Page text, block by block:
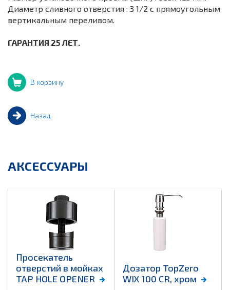
Диаметр сливного отверстия : 3 1/2 с прямоугольным
вертикальным переливом.
ГАРАНТИЯ 25 ЛЕТ.
В корзину
Назад
АКСЕССУАРЫ
Просекатель
отверстий в мойках
TAP HOLE OPENER
Дозатор TopZero
WIX 100 CR, хром